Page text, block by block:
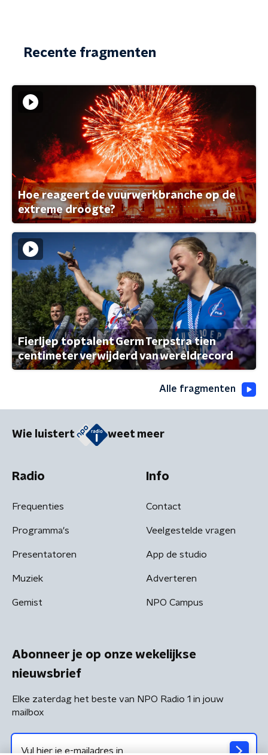
Recente fragmenten
Hoe reageert de vuurwerkbranche op de
extreme droogte?
Fierljep toptalent Germ Terpstra tien
centimeter verwijderd van wereldrecord
Alle fragmenten
Wie luistert weet meer
Radio
Frequenties
Programma's
Presentatoren
Muziek
Gemist
Info
Contact
Veelgestelde vragen
App de studio
Adverteren
NPO Campus
Abonneer je op onze wekelijkse
nieuwsbrief
Elke zaterdag het beste van NPO Radio 1 in jouw
mailbox